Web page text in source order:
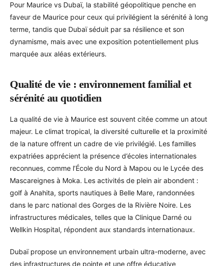
Pour Maurice vs Dubaï, la stabilité géopolitique penche en
faveur de Maurice pour ceux qui privilégient la sérénité à long
terme, tandis que Dubaï séduit par sa résilience et son
dynamisme, mais avec une exposition potentiellement plus
marquée aux aléas extérieurs.
Qualité de vie : environnement familial et
sérénité au quotidien
La qualité de vie à Maurice est souvent citée comme un atout
majeur. Le climat tropical, la diversité culturelle et la proximité
de la nature offrent un cadre de vie privilégié. Les familles
expatriées apprécient la présence d’écoles internationales
reconnues, comme l’École du Nord à Mapou ou le Lycée des
Mascareignes à Moka. Les activités de plein air abondent :
golf à Anahita, sports nautiques à Belle Mare, randonnées
dans le parc national des Gorges de la Rivière Noire. Les
infrastructures médicales, telles que la Clinique Darné ou
Wellkin Hospital, répondent aux standards internationaux.
Dubaï propose un environnement urbain ultra-moderne, avec
des infrastructures de pointe et une offre éducative